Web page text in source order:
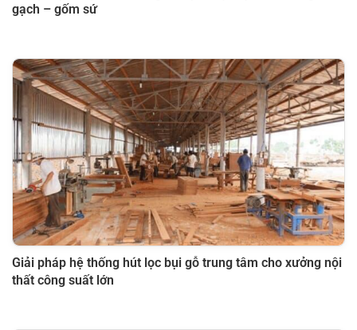
gạch – gốm sứ
Giải pháp hệ thống hút lọc bụi gỗ trung tâm cho xưởng nội
thất công suất lớn